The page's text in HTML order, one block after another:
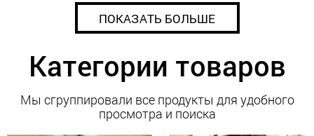
ПОКАЗАТЬ БОЛЬШЕ
Категории товаров
Мы сгруппировали все продукты для удобного
просмотра и поиска